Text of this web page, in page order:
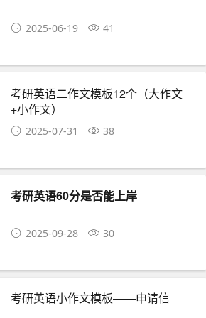
2025-06-19 41
考研英语二作文模板12个（大作文
+小作文）
2025-07-31 38
考研英语60分是否能上岸
2025-09-28 30
考研英语小作文模板——申请信